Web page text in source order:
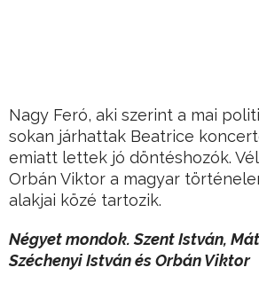
Nagy Feró, aki szerint a mai
sokan járhattak Beatrice
emiatt lettek jó döntéshozók.
Orbán Viktor a magyar
alakjai közé tartozik.
Négyet mondok. Szent István,
Széchenyi István és Orbán Viktor